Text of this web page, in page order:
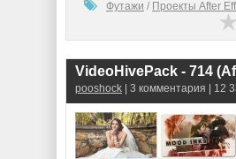
Футажи / Проекты After
pooshock | 3 комментария | 12